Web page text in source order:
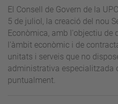
El Consell de Govern de la
5 de juliol, la creació del nou
Econòmica, amb l'objectiu de
l'àmbit econòmic i de
unitats i serveis que no
administrativa especialitzada
puntualment.